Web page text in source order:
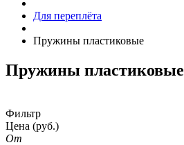
Для переплёта
Пружины пластиковые
Пружины пластиковые
Фильтр
Цена (руб.)
От